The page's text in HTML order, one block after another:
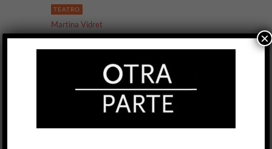
TEATRO
Martina Vidret
16 JUN, 2022
historia de amor. Dos mujeres se encuentran en
el medio del campo y deciden emprender
juntas un viaje, alejándose ambas de sus
respectivos maridos. La tierra del Martín Fierro
se recrea para darle lugar a otro personaje: la
×